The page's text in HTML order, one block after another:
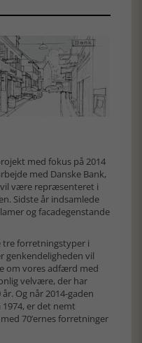
med fokus på 2014
med Danske Bank,
vil være repræsenteret i
Sidste år indsamlede
og facadegenstande
tre forretningstyper i
genkendeligheden vil
om vores adfærd med
velvære, der har
Og når 2014-gaden
er det nemt
70’ernes forretninger